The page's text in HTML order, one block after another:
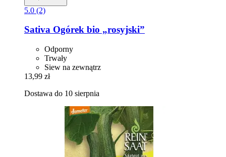
5.0 (2)
Sativa Ogórek bio „rosyjski”
Odporny
Trwały
Siew na zewnątrz
13,99 zł
Dostawa do 10 sierpnia